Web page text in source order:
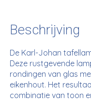
Beschrijving
De Karl-Johan
Deze rustgevende
rondingen van glas
eikenhout. Het
combinatie van toon